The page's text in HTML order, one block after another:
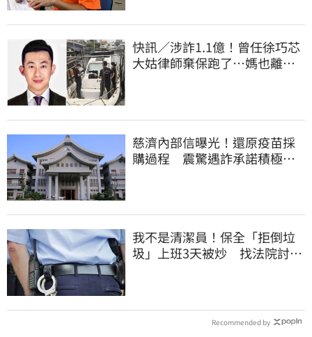
快訊／涉詐1.1億！曾任徐巧芯
大姑律師棄保跑了…媽也離
慈濟內部信曝光！還原疫苗採
購過程 震驚遇詐承諾積極追
我不是清潔員！保全「拒倒垃
圾」上班3天被炒 找法院討公
Recommended by